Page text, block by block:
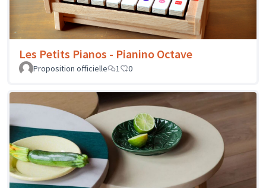
Les Petits Pianos - Pianino Octave
Proposition officielle 1 0